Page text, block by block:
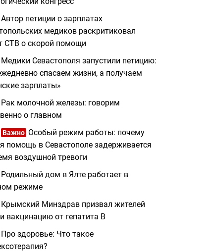
Автор петиции о зарплатах
медиков раскритиковал
СТВ о скорой помощи
Медики Севастополя запустили петицию:
спасаем жизни, а получаем
зарплаты»
Рак молочной железы: говорим
о главном
Важно Особый режим работы: почему
помощь в Севастополе задерживается
воздушной тревоги
Родильный дом в Ялте работает в
режиме
Крымский Минздрав призвал жителей
вакцинацию от гепатита B
Про здоровье: Что такое